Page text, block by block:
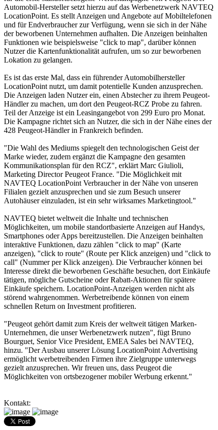
Automobil-Hersteller setzt hierzu auf das Werbenetzwerk NAVTEQ
LocationPoint. Es stellt Anzeigen und Angebote auf Mobiltelefonen
und für Endverbraucher zur Verfügung, wenn sie sich in der Nähe
der beworbenen Unternehmen aufhalten. Die Anzeigen beinhalten
Funktionen wie beispielsweise "click to map", darüber können
Nutzer die Kartenfunktionalität aufrufen, um so zur beworbenen
Lokation zu gelangen.
Es ist das erste Mal, dass ein führender Automobilhersteller
LocationPoint nutzt, um damit potentielle Kunden anzusprechen.
Die Anzeigen laden Nutzer ein, einen Abstecher zu ihrem Peugeot-
Händler zu machen, um dort den Peugeot-RCZ Probe zu fahren.
Teil der Anzeige ist ein Leasingangebot von 299 Euro pro Monat.
Die Kampagne richtet sich an Nutzer, die sich in der Nähe eines der
428 Peugeot-Händler in Frankreich befinden.
"Die Wahl des Mediums spiegelt den technologischen Geist der
Marke wieder, zudem ergänzt die Kampagne den gesamten
Kommunikationsplan für den RCZ", erklärt Marc Giulioli,
Marketing Director Peugeot France. "Die Möglichkeit mit
NAVTEQ LocationPoint Verbraucher in der Nähe von unseren
Filialen gezielt anzusprechen und sie zum Besuch unserer
Autohäuser einzuladen, ist ein sehr wirksames Marketingtool."
NAVTEQ bietet weltweit die Inhalte und technischen
Möglichkeiten, um mobile standortbasierte Anzeigen auf Handys,
Smartphones oder Apps bereitzustellen. Die Anzeigen beinhalten
interaktive Funktionen, dazu zählen "click to map" (Karte
anzeigen), "click to route" (Route per Klick anzeigen) und "click to
call" (Nummer per Klick anzeigen). Die Verbraucher können bei
Interesse direkt die beworbenen Geschäfte besuchen, dort Einkäufe
tätigen, mögliche Gutscheine oder Rabatt-Aktionen für spätere
Einkäufe speichern. LocationPoint-Anzeigen werden nicht als
störend wahrgenommen. Werbetreibende können von einem
schnellen Return on Investment profitieren.
"Peugeot gehört damit zum Kreis der weltweit tätigen Marken-
Unternehmen, die unser Werbenetzwerk nutzen", fügt Bruno
Bourguet, Senior Vice President, EMEA Sales bei NAVTEQ,
hinzu. "Der Ausbau unserer Lösung LocationPoint Advertising
ermöglicht werbetreibenden Firmen ihre Zielgruppe unterwegs
gezielt anzusprechen. Wir freuen uns, dass Peugeot die
Möglichkeiten von ortsbezogener mobiler Werbung erkennt."
Kontakt: